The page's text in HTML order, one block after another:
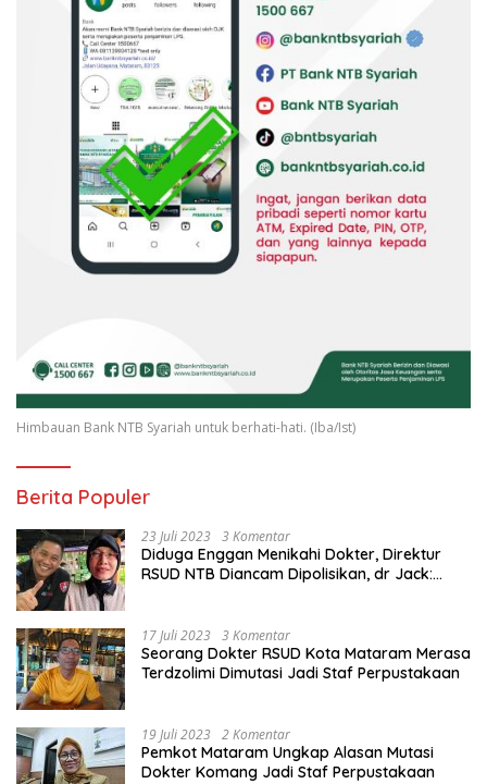
Himbauan Bank NTB Syariah untuk berhati-hati. (Iba/Ist)
Berita Populer
23 Juli 2023 3 Komentar
Diduga Enggan Menikahi Dokter, Direktur
RSUD NTB Diancam Dipolisikan, dr Jack:
17 Juli 2023 3 Komentar
Seorang Dokter RSUD Kota Mataram Merasa
Terdzolimi Dimutasi Jadi Staf Perpustakaan
19 Juli 2023 2 Komentar
Pemkot Mataram Ungkap Alasan Mutasi
Dokter Komang Jadi Staf Perpustakaan